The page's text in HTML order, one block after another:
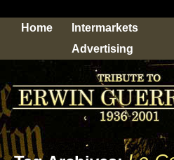
Home
Intermarkets
Advertising